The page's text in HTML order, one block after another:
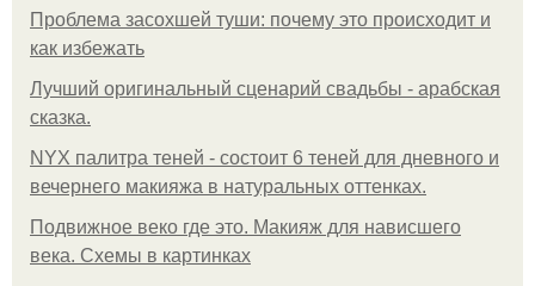
Проблема засохшей туши: почему это происходит и
как избежать
Лучший оригинальный сценарий свадьбы - арабская
сказка.
NYX палитра теней - состоит 6 теней для дневного и
вечернего макияжа в натуральных оттенках.
Подвижное веко где это. Макияж для нависшего
века. Схемы в картинках